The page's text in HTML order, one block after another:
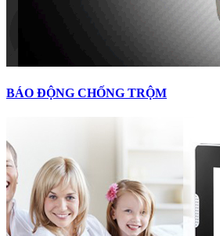
BÁO ĐỘNG CHỐNG TRỘM